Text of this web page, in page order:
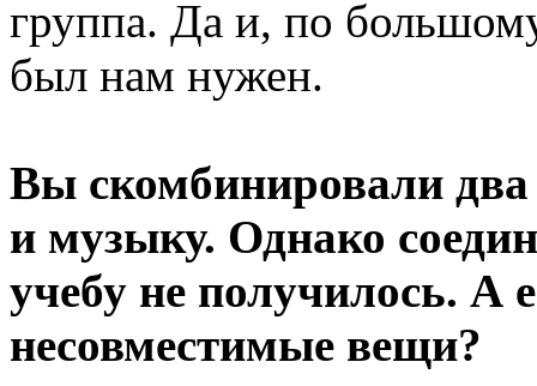
группа. Да и, по
был нам нужен.
Вы скомбинировали
и музыку. Однако
учебу не получилось. А
несовместимые вещи?